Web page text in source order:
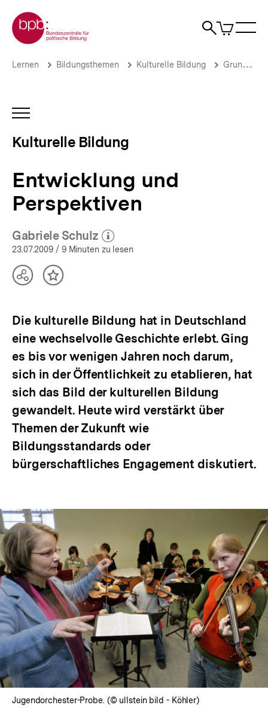
zum
Seiteninhalt
springen
Zur Startseite der bpb
Suche
Artikel
im
Entwicklung
Kulturelle
Bildung
bpb.de
Brotkrümelnavigation
Pfadnavigation
Lernen Bildungsthemen Kulturelle Bildung Grundlagen
INHALTSNAVIGATION
Kulturelle Bildung
Entwicklung und
Perspektiven
Gabriele Schulz
(Mehr zum Autor)
öffnen
23.07.2009 / 9 Minuten zu lesen
TeilenInhalt
Die kulturelle Bildung hat in Deutschland
eine wechselvolle Geschichte erlebt. Ging
es bis vor wenigen Jahren noch darum,
sich in der Öffentlichkeit zu etablieren, hat
sich das Bild der kulturellen Bildung
gewandelt. Heute wird verstärkt über
Themen der Zukunft wie
Bildungsstandards oder
bürgerschaftliches Engagement diskutiert.
Jugendorchester-Probe. (© ullstein bild - Köhler)